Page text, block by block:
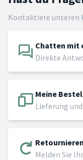
Kontaktiere unseren
Chatten mit
Direkte
Meine
Lieferung
Retournieren
Melden Sie